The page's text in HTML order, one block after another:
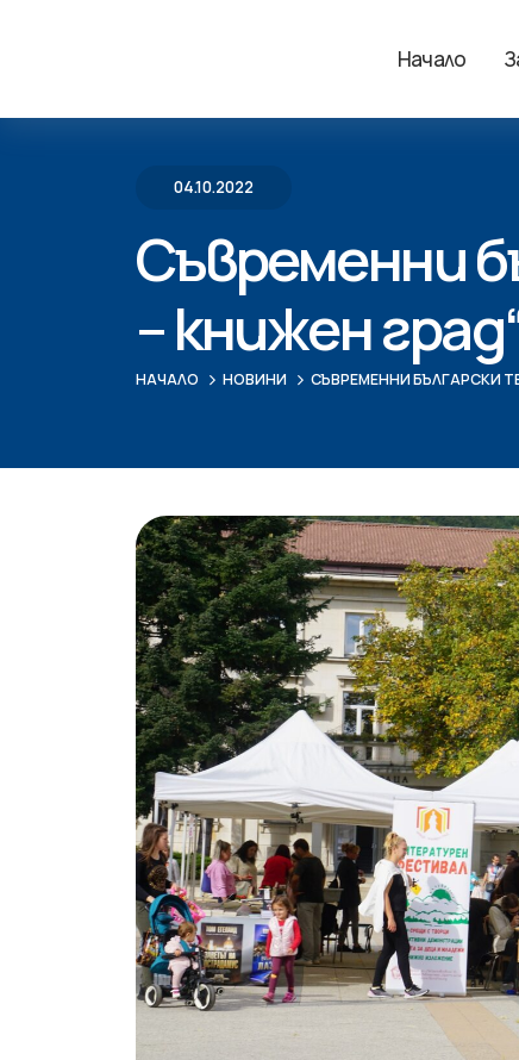
Начало
04.10.2022
Съвременни
– книжен
НАЧАЛО НОВИНИ СЪВРЕМЕННИ БЪЛГАРСКИ